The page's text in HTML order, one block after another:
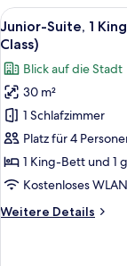
Queen-
Bett
Alle
Fotos
für
Junior-
Suite,
1 King-
Bett
und
Schlafsofa,
(First
3
Junior-Suite, 1
Class)
Blick auf die Stadt
30 m²
1 Schlafzimmer
Platz für 4
1 King-Bett und 1
Kostenloses WLAN
Weitere Details
Weitere